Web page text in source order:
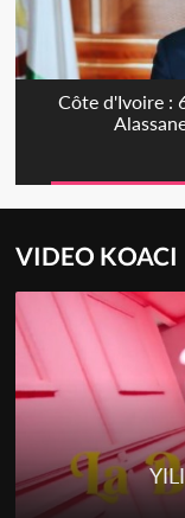
Côte d'Ivoire :
VIDEO